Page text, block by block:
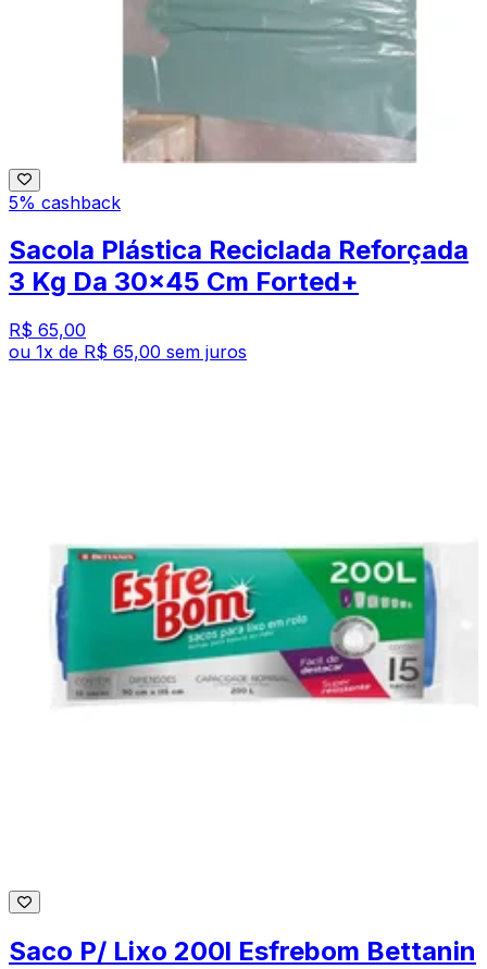
5% cashback
Sacola Plástica Reciclada Reforçada
3 Kg Da 30x45 Cm Forted+
R$ 65,00
ou 1x de R$ 65,00 sem juros
Saco P/ Lixo 200l Esfrebom Bettanin